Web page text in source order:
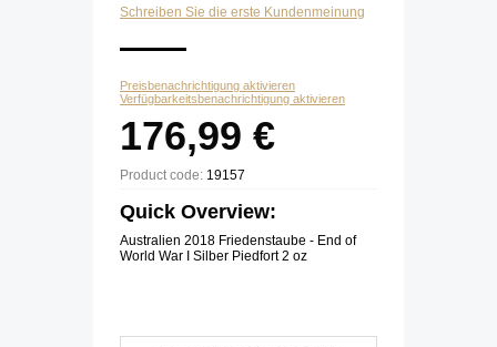
Schreiben Sie die erste Kundenmeinung
Preisbenachrichtigung aktivieren
Verfügbarkeitsbenachrichtigung aktivieren
176,99 €
Product code: 19157
Quick Overview:
Australien 2018 Friedenstaube - End of
World War I Silber Piedfort 2 oz